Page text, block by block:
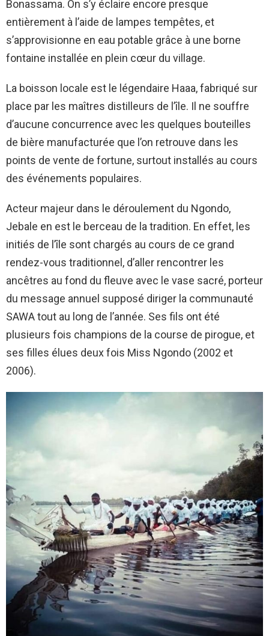
Bonassama. On s’y éclaire encore presque
entièrement à l’aide de lampes tempêtes, et
s’approvisionne en eau potable grâce à une borne
fontaine installée en plein cœur du village.
La boisson locale est le légendaire Haaa, fabriqué sur
place par les maîtres distilleurs de l’île. Il ne souffre
d’aucune concurrence avec les quelques bouteilles
de bière manufacturée que l’on retrouve dans les
points de vente de fortune, surtout installés au cours
des événements populaires.
Acteur majeur dans le déroulement du Ngondo,
Jebale en est le berceau de la tradition. En effet, les
initiés de l’île sont chargés au cours de ce grand
rendez-vous traditionnel, d’aller rencontrer les
ancêtres au fond du fleuve avec le vase sacré, porteur
du message annuel supposé diriger la communauté
SAWA tout au long de l’année. Ses fils ont été
plusieurs fois champions de la course de pirogue, et
ses filles élues deux fois Miss Ngondo (2002 et
2006).